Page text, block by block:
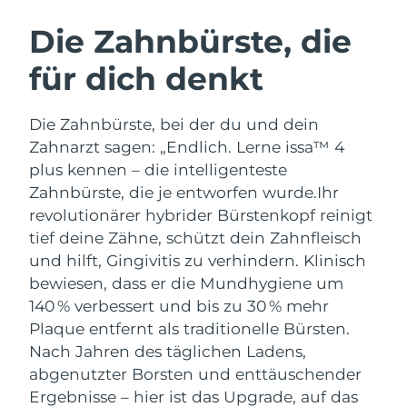
Die Zahnbürste, die
für dich denkt
Die Zahnbürste, bei der du und dein
Zahnarzt sagen: „Endlich. Lerne issa™ 4
plus kennen – die intelligenteste
Zahnbürste, die je entworfen wurde.Ihr
revolutionärer hybrider Bürstenkopf reinigt
tief deine Zähne, schützt dein Zahnfleisch
und hilft, Gingivitis zu verhindern. Klinisch
bewiesen, dass er die Mundhygiene um
140 % verbessert und bis zu 30 % mehr
Plaque entfernt als traditionelle Bürsten.
Nach Jahren des täglichen Ladens,
abgenutzter Borsten und enttäuschender
Ergebnisse – hier ist das Upgrade, auf das
LUNA™ 4 Set
Anti-aging massage
LUNA™ 4 Plus
Massage, LED heating
LUNA™ 4 Men
For men, anti-aging massage
BEAR™ 2 Set
Microcurrent toning
BEAR™ 2 go
Microcurrent toning on-the-go
BEAR™ 2 eyes & lips
Microcurrent line smoothing device
Hydratisierung
UFO™ 3 Set
Deep facial hydration
UFO™ 3 LED
Near-infrared and red light therapy
device
Mundpflege
issa™ 4
Hybrid silicone sonic toothbrush
issa™ 4 plus
Smart hybrid silicone sonic toothbrush
FAQ™ ANTI-AGING-BEHANDLUNG
Anti-aging LED-Behandlungen
NEW
Österreich Erwartete Lieferung8/8/26
Bahrain Erwartete Lieferung
Belgien Erwartete Lieferung
Bermuda Erwartete Lieferung
Bosnien und
Herzegowina
Erwartete Lieferung 8/11/26
Brunei Darussalam Erwartete Lieferung8/13/26
Bulgarien Erwartete Lieferung8/8/26
Kanada Erwartete Lieferung 8/12/26